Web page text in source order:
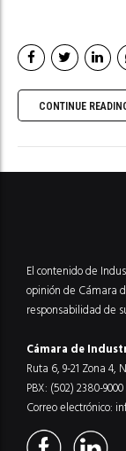
CONTINUE
El contenido de
opinión de Cámara
responsabilidad de
Cámara de
Ruta 6, 9-21 Zona 4,
PBX: (502) 2380-9000
Correo electrónico: